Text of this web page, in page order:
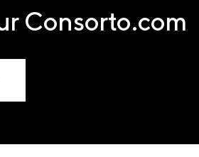
Consorto.com